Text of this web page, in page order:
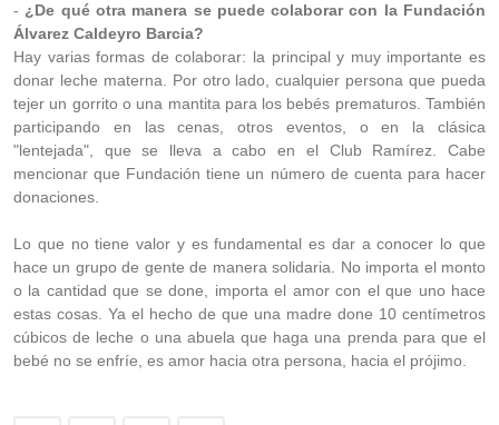
-¿De qué otra manera se puede colaborar con la Fundación
Álvarez Caldeyro Barcia?
Hay varias formas de colaborar: la principal y muy importante es
donar leche materna. Por otro lado, cualquier persona que pueda
tejer un gorrito o una mantita para los bebés prematuros. También
participando en las cenas, otros eventos, o en la clásica
"lentejada", que se lleva a cabo en el Club Ramírez. Cabe
mencionar que Fundación tiene un número de cuenta para hacer
donaciones.
Lo que no tiene valor y es fundamental es dar a conocer lo que
hace un grupo de gente de manera solidaria. No importa el monto
o la cantidad que se done, importa el amor con el que uno hace
estas cosas. Ya el hecho de que una madre done 10 centímetros
cúbicos de leche o una abuela que haga una prenda para que el
bebé no se enfríe, es amor hacia otra persona, hacia el prójimo.